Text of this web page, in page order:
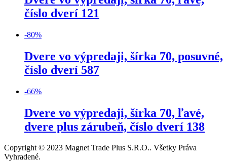
číslo dverí 121
-80%
Dvere vo výpredaji, šírka 70, posuvné,
číslo dverí 587
-66%
Dvere vo výpredaji, šírka 70, ľavé,
dvere plus zárubeň, číslo dverí 138
Copyright © 2023 Magnet Trade Plus S.R.O.. Všetky Práva
Vyhradené.